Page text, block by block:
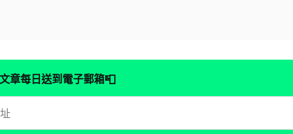
章每日送到電子郵箱📮